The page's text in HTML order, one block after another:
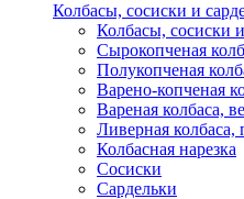
Колбасы, сосиски и
Колбасы, сосиски
Сырокопченая
Полукопченая
Варено-копченая
Вареная колбаса,
Ливерная
Колбасная нарезка
Сосиски
Сардельки